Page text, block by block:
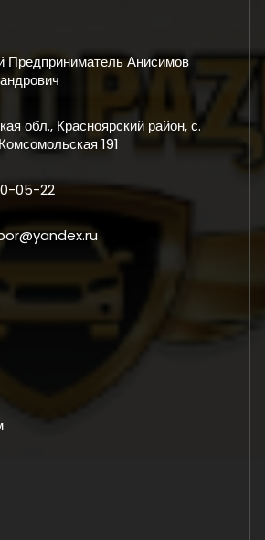
Предприниматель Анисимов
обл., Красноярский район, с.
191
05-22